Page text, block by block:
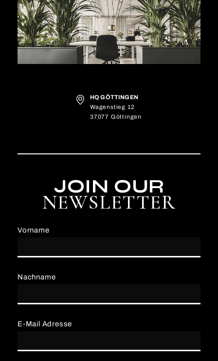
HQ GÖTTINGEN
Wagenstieg 12
37077 Göttingen
JOIN OUR
NEWSLETTER
Vorname
E-Mail Adresse
Nachname